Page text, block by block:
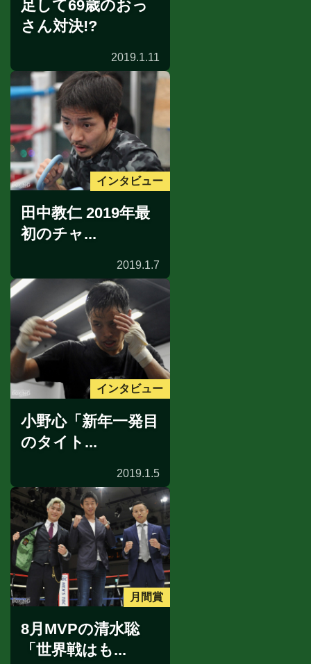
足して69歳のおっ
さん対決!?
2019.1.11
インタビュー
田中教仁 2019年最
初のチャ...
2019.1.7
インタビュー
小野心「新年一発目
のタイト...
2019.1.5
月間賞
8月MVPの清水聡
「世界戦はも...